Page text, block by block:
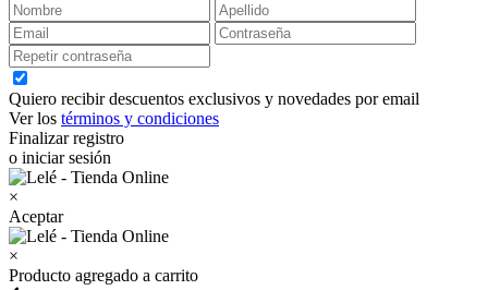
Quiero recibir descuentos exclusivos y novedades por email
Ver los términos y condiciones
Finalizar registro
o iniciar sesión
×
Aceptar
×
Producto agregado a carrito